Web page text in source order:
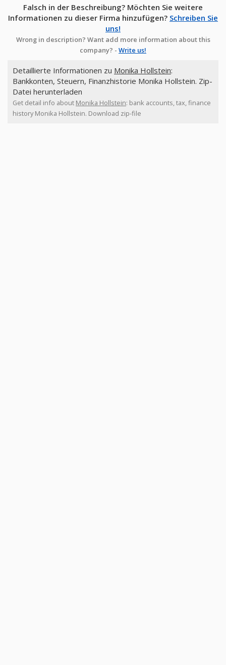
Falsch in der Beschreibung? Möchten Sie weitere
Informationen zu dieser Firma hinzufügen? Schreiben Sie
uns!
Wrong in description? Want add more information about this
company? - Write us!
Detaillierte Informationen zu Monika Hollstein:
Bankkonten, Steuern, Finanzhistorie Monika Hollstein. Zip-
Datei herunterladen
Get detail info about Monika Hollstein: bank accounts, tax, finance
history Monika Hollstein. Download zip-file